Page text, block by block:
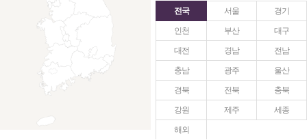
전국
서울 경기
인천 부산 대구
대전 경남 전남
충남 광주 울산
경북 전북 충북
강원 제주 세종
해외